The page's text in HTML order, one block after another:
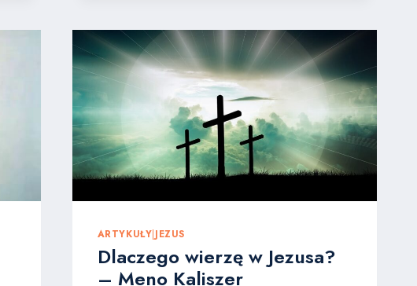
R.
13
ARTYKUŁY|JEZUS
Dlaczego wierzę w Jezusa?
– Meno Kaliszer